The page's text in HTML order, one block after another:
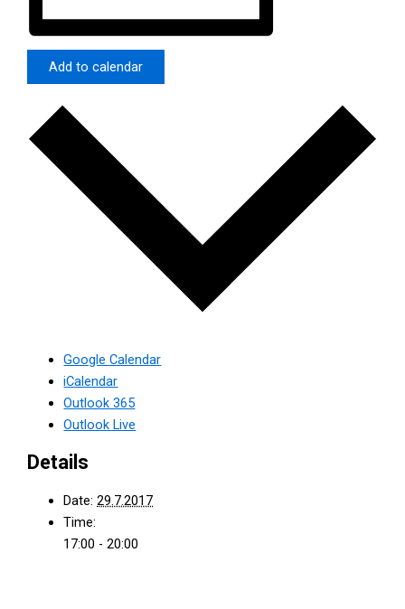
Add to calendar
Google Calendar
iCalendar
Outlook 365
Outlook Live
Details
Date: 29.7.2017
Time:
17:00 - 20:00